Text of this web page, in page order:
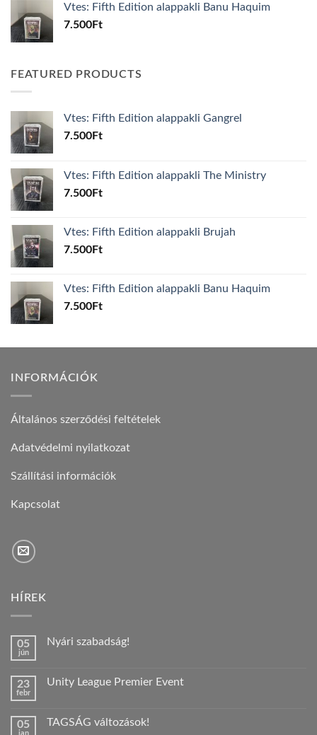
Vtes: Fifth Edition alappakli Banu Haquim
7.500Ft
FEATURED PRODUCTS
Vtes: Fifth Edition alappakli Gangrel
7.500Ft
Vtes: Fifth Edition alappakli The Ministry
7.500Ft
Vtes: Fifth Edition alappakli Brujah
7.500Ft
Vtes: Fifth Edition alappakli Banu Haquim
7.500Ft
INFORMÁCIÓK
Általános szerződési feltételek
Adatvédelmi nyilatkozat
Szállítási információk
Kapcsolat
HÍREK
05
jún
Nyári szabadság!
Nyári
23
febr
Unity League Premier Event
Unity
05
jan
TAGSÁG változások!